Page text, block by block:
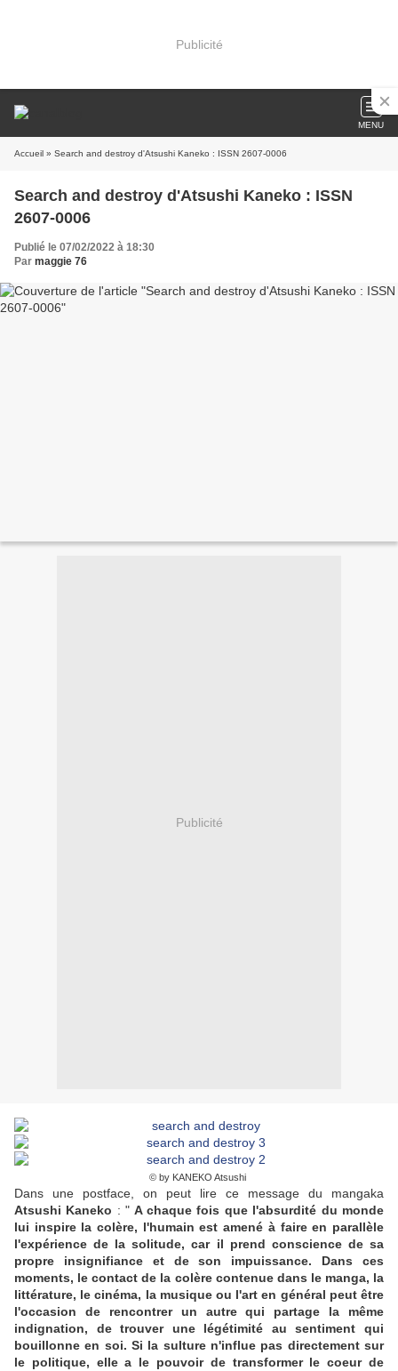
Publicité
MENU
Accueil » Search and destroy d'Atsushi Kaneko : ISSN 2607-0006
Search and destroy d'Atsushi Kaneko : ISSN
2607-0006
Publié le 07/02/2022 à 18:30
Par maggie 76
Publicité
© by KANEKO Atsushi
Dans une postface, on peut lire ce message du mangaka
Atsushi Kaneko : " A chaque fois que l'absurdité du monde
lui inspire la colère, l'humain est amené à faire en parallèle
l'expérience de la solitude, car il prend conscience de sa
propre insignifiance et de son impuissance. Dans ces
moments, le contact de la colère contenue dans le manga, la
littérature, le cinéma, la musique ou l'art en général peut être
l'occasion de rencontrer un autre qui partage la même
indignation, de trouver une légétimité au sentiment qui
bouillonne en soi. Si la sulture n'influe pas directement sur
le politique, elle a le pouvoir de transformer le coeur de